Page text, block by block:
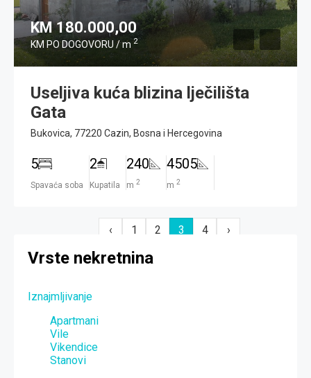
KM 180.000,00
KM PO DOGOVORU / m2
Useljiva kuća blizina lječilišta
Gata
Bukovica, 77220 Cazin, Bosna i Hercegovina
5
Spavaća soba
2
Kupatila
240
m 2
4505
m 2
‹ 1 2 3 4 ›
Vrste nekretnina
Iznajmljivanje
Apartmani
Vile
Vikendice
Stanovi